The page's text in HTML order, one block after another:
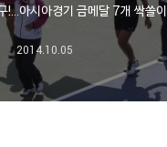
!…아시아경기 금메달 7개 싹쓸이
2014.10.05